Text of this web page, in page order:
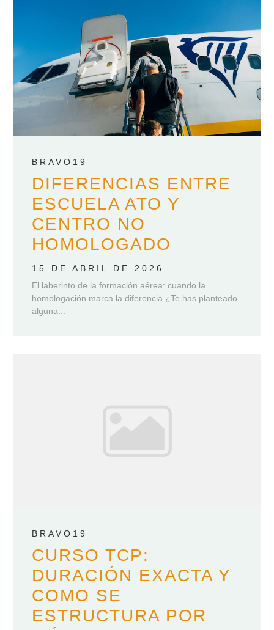
BRAVO19
DIFERENCIAS ENTRE
ESCUELA ATO Y
CENTRO NO
HOMOLOGADO
15 DE ABRIL DE 2026
El laberinto de la formación aérea: cuando la
homologación marca la diferencia ¿Te has planteado
alguna...
BRAVO19
CURSO TCP:
DURACIÓN EXACTA Y
COMO SE
ESTRUCTURA POR